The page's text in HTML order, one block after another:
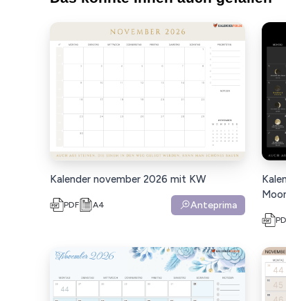
Kalender november 2026 mit KW
PDF A4 Anteprima